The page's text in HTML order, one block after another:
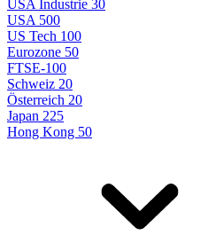
USA Industrie 30
USA 500
US Tech 100
Eurozone 50
FTSE-100
Schweiz 20
Österreich 20
Japan 225
Hong Kong 50